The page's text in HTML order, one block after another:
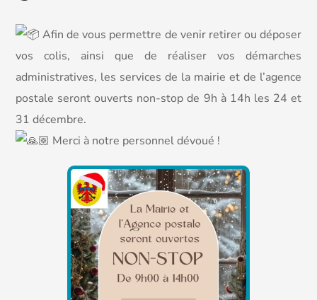
Afin de vous permettre de venir retirer ou déposer
vos colis, ainsi que de réaliser vos démarches
administratives, les services de la mairie et de l’agence
postale seront ouverts non-stop de 9h à 14h les 24 et
31 décembre.
Merci à notre personnel dévoué !